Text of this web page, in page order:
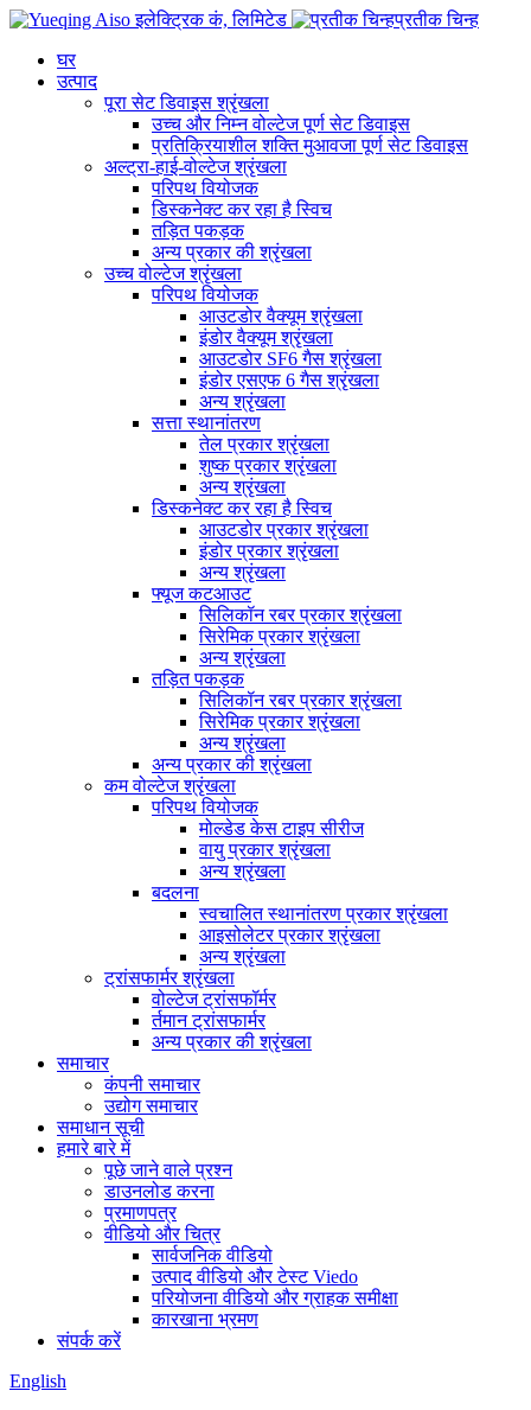
प्रतीक चिन्ह
घर
उत्पाद
पूरा सेट डिवाइस श्रृंखला
उच्च और निम्न वोल्टेज पूर्ण सेट डिवाइस
प्रतिक्रियाशील शक्ति मुआवजा पूर्ण सेट डिवाइस
अल्ट्रा-हाई-वोल्टेज श्रृंखला
परिपथ वियोजक
डिस्कनेक्ट कर रहा है स्विच
तड़ित पकड़क
अन्य प्रकार की श्रृंखला
उच्च वोल्टेज श्रृंखला
परिपथ वियोजक
आउटडोर वैक्यूम श्रृंखला
इंडोर वैक्यूम श्रृंखला
आउटडोर SF6 गैस श्रृंखला
इंडोर एसएफ 6 गैस श्रृंखला
अन्य श्रृंखला
सत्ता स्थानांतरण
तेल प्रकार श्रृंखला
शुष्क प्रकार श्रृंखला
अन्य श्रृंखला
डिस्कनेक्ट कर रहा है स्विच
आउटडोर प्रकार श्रृंखला
इंडोर प्रकार श्रृंखला
अन्य श्रृंखला
फ्यूज कटआउट
सिलिकॉन रबर प्रकार श्रृंखला
सिरेमिक प्रकार श्रृंखला
अन्य श्रृंखला
तड़ित पकड़क
सिलिकॉन रबर प्रकार श्रृंखला
सिरेमिक प्रकार श्रृंखला
अन्य श्रृंखला
अन्य प्रकार की श्रृंखला
कम वोल्टेज श्रृंखला
परिपथ वियोजक
मोल्डेड केस टाइप सीरीज
वायु प्रकार श्रृंखला
अन्य श्रृंखला
बदलना
स्वचालित स्थानांतरण प्रकार श्रृंखला
आइसोलेटर प्रकार श्रृंखला
अन्य श्रृंखला
ट्रांसफार्मर श्रृंखला
वोल्टेज ट्रांसफॉर्मर
र्तमान ट्रांसफार्मर
अन्य प्रकार की श्रृंखला
समाचार
कंपनी समाचार
उद्योग समाचार
समाधान सूची
हमारे बारे में
पूछे जाने वाले प्रश्न
डाउनलोड करना
प्रमाणपत्र
वीडियो और चित्र
सार्वजनिक वीडियो
उत्पाद वीडियो और टेस्ट Viedo
परियोजना वीडियो और ग्राहक समीक्षा
कारखाना भ्रमण
संपर्क करें
English